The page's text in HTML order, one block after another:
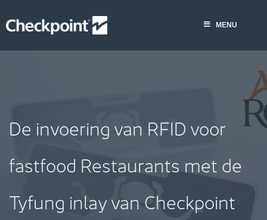
to
MENU
De invoering van RFID voor
fastfood Restaurants met de
Tyfung inlay van Checkpoint